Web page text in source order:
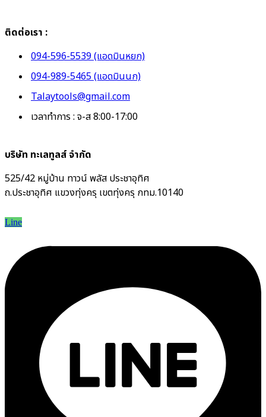
ติดต่อเรา :
094-596-5539 (แอดมินหยก)
094-989-5465 (แอดมินนก)
Talaytools@gmail.com
เวลาทำการ : จ-ส 8:00-17:00
บริษัท ทะเลทูลส์ จำกัด
525/42 หมู่บ้าน ทาวน์ พลัส ประชาอุทิศ
ถ.ประชาอุทิศ แขวงทุ่งครุ เขตทุ่งครุ กทม.10140
Line